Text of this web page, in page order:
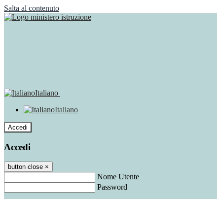
Salta al contenuto
Italiano
Italiano
Accedi
Accedi
button close ×
Nome Utente
Password